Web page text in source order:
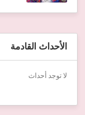
الأحداث القادمة
لا توجد أحداث